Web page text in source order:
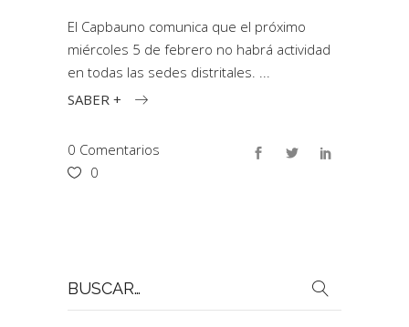
El Capbauno comunica que el próximo
miércoles 5 de febrero no habrá actividad
en todas las sedes distritales.
SABER +
0 Comentarios
0
por: